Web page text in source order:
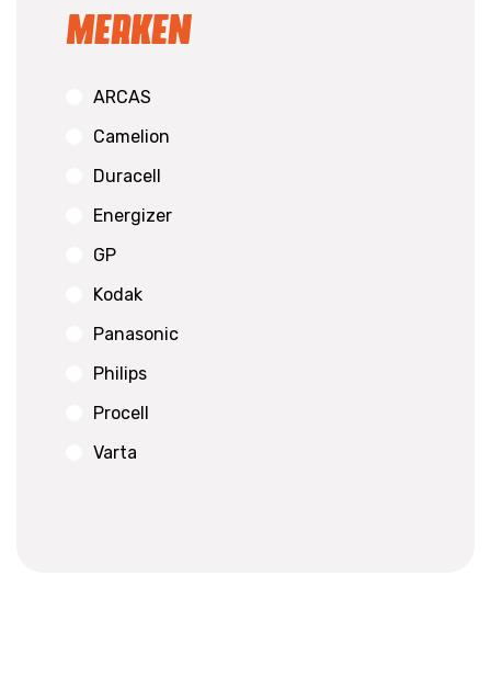
Merken
ARCAS
Camelion
Duracell
Energizer
GP
Kodak
Panasonic
Philips
Procell
Varta